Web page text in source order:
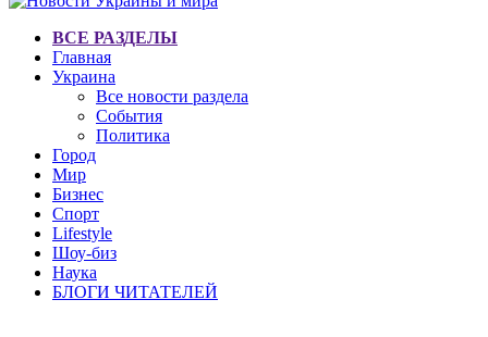
ВСЕ РАЗДЕЛЫ
Главная
Украина
Все новости раздела
События
Политика
Город
Мир
Бизнес
Спорт
Lifestyle
Шоу-биз
Наука
БЛОГИ ЧИТАТЕЛЕЙ